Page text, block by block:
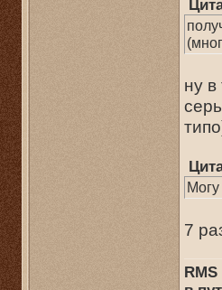
ну в
Могу
7